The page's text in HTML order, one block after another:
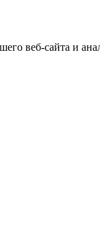
веб-сайта и